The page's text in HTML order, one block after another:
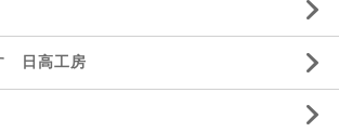
日高工房